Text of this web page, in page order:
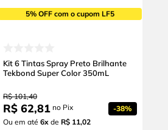
5% OFF com o cupom LF5
Kit 6 Tintas Spray Preto Brilhante
Tekbond Super Color 350mL
R$ 101,40
R$ 62,81 no Pix -38%
Ou em até 6x de R$ 11,02